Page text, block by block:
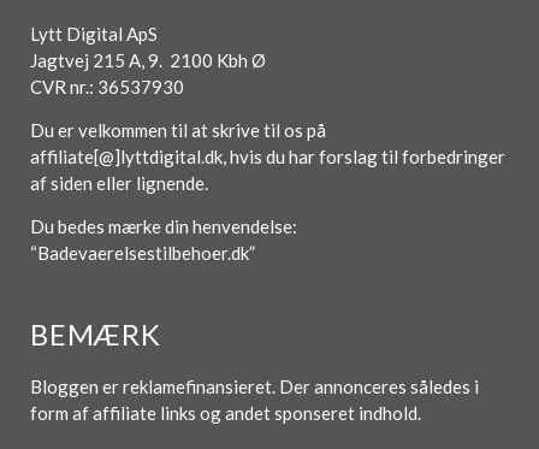
Lytt Digital ApS
Jagtvej 215 A, 9. 2100 Kbh Ø
CVR nr.: 36537930
Du er velkommen til at skrive til os på
affiliate[@]lyttdigital.dk, hvis du har forslag til forbedringer
af siden eller lignende.
Du bedes mærke din henvendelse:
“Badevaerelsestilbehoer.dk”
BEMÆRK
Bloggen er reklamefinansieret. Der annonceres således i
form af affiliate links og andet sponseret indhold.